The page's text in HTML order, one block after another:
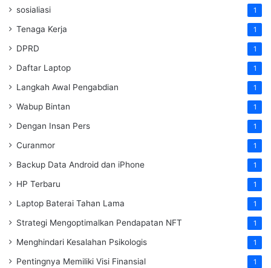
sosialiasi 1
Tenaga Kerja 1
DPRD 1
Daftar Laptop 1
Langkah Awal Pengabdian 1
Wabup Bintan 1
Dengan Insan Pers 1
Curanmor 1
Backup Data Android dan iPhone 1
HP Terbaru 1
Laptop Baterai Tahan Lama 1
Strategi Mengoptimalkan Pendapatan NFT 1
Menghindari Kesalahan Psikologis 1
Pentingnya Memiliki Visi Finansial 1